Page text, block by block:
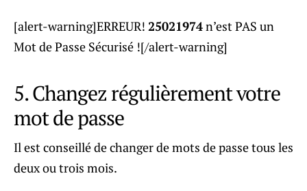
[alert-warning]ERREUR! 25021974n’est PAS un
Mot de Passe Sécurisé ![/alert-warning]
5. Changez régulièrement votre
mot de passe
Il est conseillé de changer de mots de passe tous les
deux ou trois mois.